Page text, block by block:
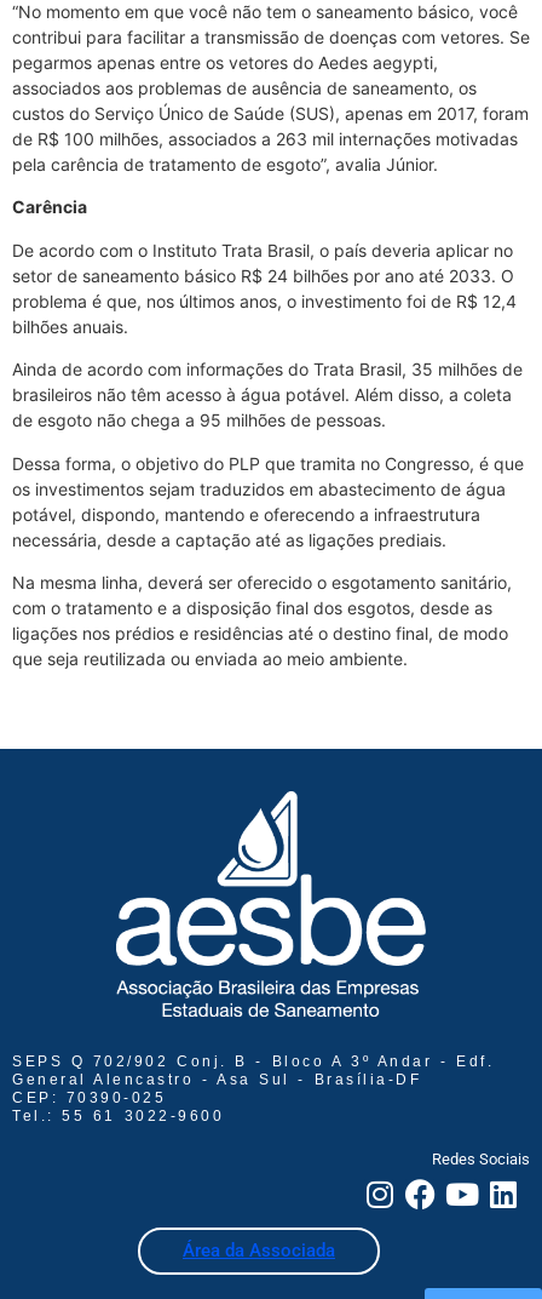
“No momento em que você não tem o saneamento básico, você
contribui para facilitar a transmissão de doenças com vetores. Se
pegarmos apenas entre os vetores do Aedes aegypti,
associados aos problemas de ausência de saneamento, os
custos do Serviço Único de Saúde (SUS), apenas em 2017, foram
de R$ 100 milhões, associados a 263 mil internações motivadas
pela carência de tratamento de esgoto”, avalia Júnior.
Carência
De acordo com o Instituto Trata Brasil, o país deveria aplicar no
setor de saneamento básico R$ 24 bilhões por ano até 2033. O
problema é que, nos últimos anos, o investimento foi de R$ 12,4
bilhões anuais.
Ainda de acordo com informações do Trata Brasil, 35 milhões de
brasileiros não têm acesso à água potável. Além disso, a coleta
de esgoto não chega a 95 milhões de pessoas.
Dessa forma, o objetivo do PLP que tramita no Congresso, é que
os investimentos sejam traduzidos em abastecimento de água
potável, dispondo, mantendo e oferecendo a infraestrutura
necessária, desde a captação até as ligações prediais.
Na mesma linha, deverá ser oferecido o esgotamento sanitário,
com o tratamento e a disposição final dos esgotos, desde as
ligações nos prédios e residências até o destino final, de modo
que seja reutilizada ou enviada ao meio ambiente.
SEPS Q 702/902 Conj. B - Bloco A 3º Andar - Edf.
General Alencastro - Asa Sul - Brasília-DF
CEP: 70390-025
Tel.: 55 61 3022-9600
Redes Sociais
Área da Associada